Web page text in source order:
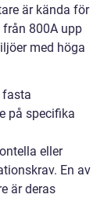
är kända för
800A upp
med höga
fasta
på specifika
eller
En av
är deras